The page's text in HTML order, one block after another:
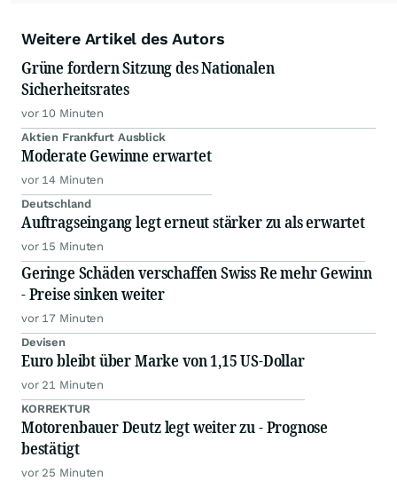
Weitere Artikel des Autors
Grüne fordern Sitzung des Nationalen
Sicherheitsrates
vor 10 Minuten
Aktien Frankfurt Ausblick
Moderate Gewinne erwartet
vor 14 Minuten
Deutschland
Auftragseingang legt erneut stärker zu als erwartet
vor 15 Minuten
Geringe Schäden verschaffen Swiss Re mehr Gewinn
- Preise sinken weiter
vor 17 Minuten
Devisen
Euro bleibt über Marke von 1,15 US-Dollar
vor 21 Minuten
KORREKTUR
Motorenbauer Deutz legt weiter zu - Prognose
bestätigt
vor 25 Minuten